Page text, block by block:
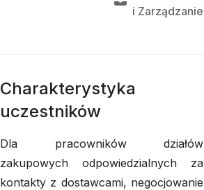
i Zarządzanie
Charakterystyka
uczestników
Dla pracowników działów
zakupowych odpowiedzialnych za
kontakty z dostawcami, negocjowanie